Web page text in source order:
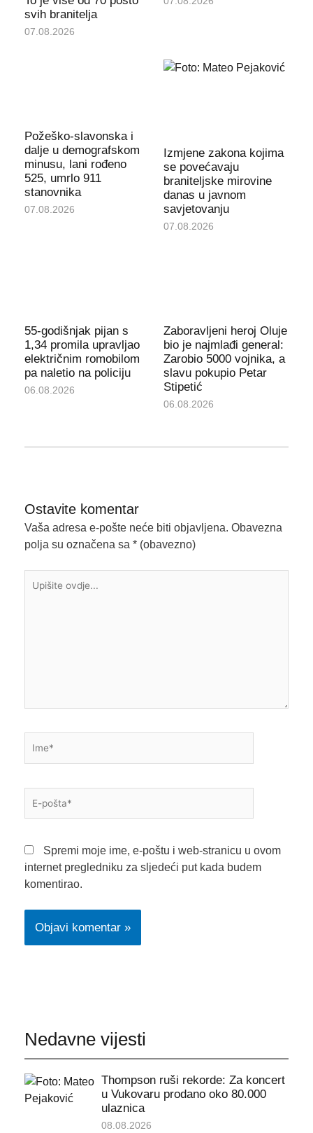
svih branitelja
07.08.2026
Požeško-slavonska i
dalje u demografskom
minusu, lani rođeno
525, umrlo 911
stanovnika
07.08.2026
Izmjene zakona kojima
se povećavaju
braniteljske mirovine
danas u javnom
savjetovanju
07.08.2026
55-godišnjak pijan s
1,34 promila upravljao
električnim romobilom
pa naletio na policiju
06.08.2026
Zaboravljeni heroj Oluje
bio je najmlađi general:
Zarobio 5000 vojnika, a
slavu pokupio Petar
Stipetić
06.08.2026
Ostavite komentar
Vaša adresa e-pošte neće biti objavljena. Obavezna
polja su označena sa * (obavezno)
ovdje...
pošta*
Spremi moje ime, e-poštu i web-stranicu u ovom
internet pregledniku za sljedeći put kada budem
komentirao.
Nedavne vijesti
Thompson ruši rekorde: Za koncert
u Vukovaru prodano oko 80.000
ulaznica
08.08.2026